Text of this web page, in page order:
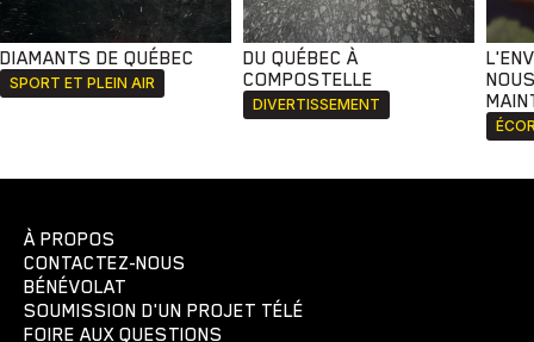
DIAMANTS DE QUÉBEC
SPORT ET PLEIN AIR
DU QUÉBEC À
COMPOSTELLE
DIVERTISSEMENT
À PROPOS
CONTACTEZ-NOUS
BÉNÉVOLAT
SOUMISSION D'UN PROJET TÉLÉ
FOIRE AUX QUESTIONS